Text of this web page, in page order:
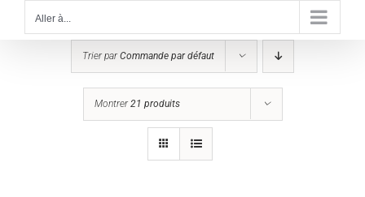
Aller à...
Trier parCommande par défaut
Montrer21 produits